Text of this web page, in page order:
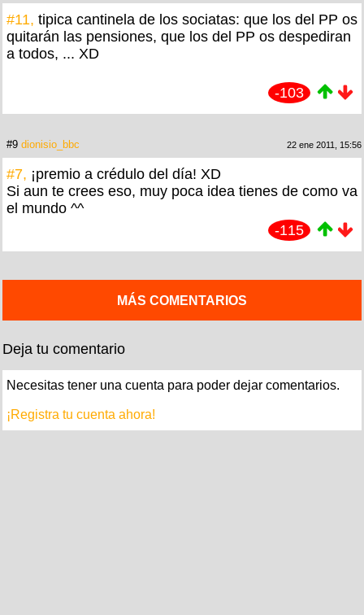
#11, tipica cantinela de los sociatas: que los del PP os
quitarán las pensiones, que los del PP os despediran
a todos, ... XD
-103
#9 dionisio_bbc 22 ene 2011, 15:56
#7, ¡premio a crédulo del día! XD
Si aun te crees eso, muy poca idea tienes de como va
el mundo ^^
-115
MÁS COMENTARIOS
Deja tu comentario
Necesitas tener una cuenta para poder dejar comentarios.
¡Registra tu cuenta ahora!